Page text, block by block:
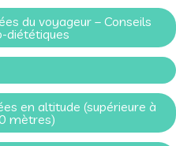
du voyageur – Conseils
diététiques
en altitude (supérieure à
mètres)